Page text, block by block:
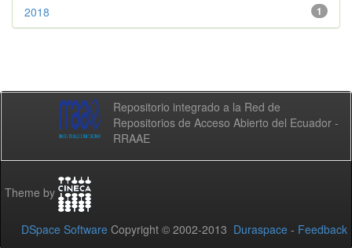
1
2018
Repositorio integrado a la Red de
Repositorios de Acceso Abierto del Ecuador -
RRAAE
Theme by
DSpace Software Copyright © 2002-2013 Duraspace - Feedback